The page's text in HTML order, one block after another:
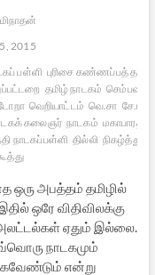
2015
பள்ளி புரிசை கண்ணப்பத்
தமிழ் நாடகம்
வெறியாட்டம் வெ.சா
கலைஞர் நாடகம் மகாபாரத
நாடகப்பள்ளி தில்லி நிகழ்த்து
ஒரு அபத்தம் தமிழில்
ஒரே விதிவிலக்கு
ஏதும் இல்லை.
நாடகமும்
என்று